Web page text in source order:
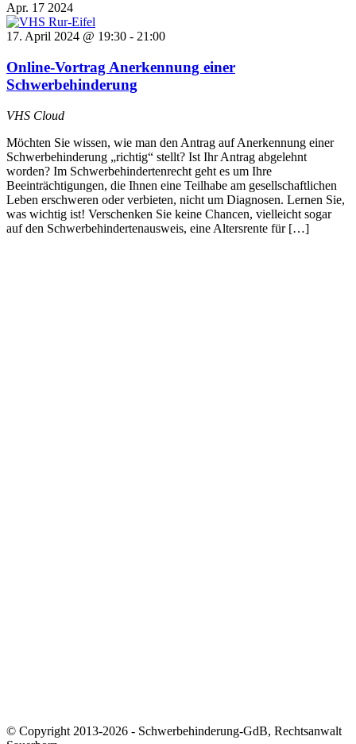
Apr. 17 2024
17. April 2024 @ 19:30 - 21:00
Online-Vortrag Anerkennung einer
Schwerbehinderung
VHS Cloud
Möchten Sie wissen, wie man den Antrag auf Anerkennung einer
Schwerbehinderung „richtig“ stellt? Ist Ihr Antrag abgelehnt
worden? Im Schwerbehindertenrecht geht es um Ihre
Beeinträchtigungen, die Ihnen eine Teilhabe am gesellschaftlichen
Leben erschweren oder verbieten, nicht um Diagnosen. Lernen Sie,
was wichtig ist! Verschenken Sie keine Chancen, vielleicht sogar
auf den Schwerbehindertenausweis, eine Altersrente für […]
© Copyright 2013-2026 - Schwerbehinderung-GdB, Rechtsanwalt